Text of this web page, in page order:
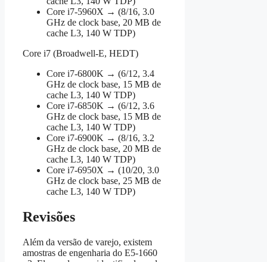
Core i7‑5960X → (8/16, 3.0
GHz de clock base, 20 MB de
cache L3, 140 W TDP)
Core i7 (Broadwell‑E, HEDT)
Core i7‑6800K → (6/12, 3.4
GHz de clock base, 15 MB de
cache L3, 140 W TDP)
Core i7‑6850K → (6/12, 3.6
GHz de clock base, 15 MB de
cache L3, 140 W TDP)
Core i7‑6900K → (8/16, 3.2
GHz de clock base, 20 MB de
cache L3, 140 W TDP)
Core i7‑6950X → (10/20, 3.0
GHz de clock base, 25 MB de
cache L3, 140 W TDP)
Revisões
Além da versão de varejo, existem
amostras de engenharia do E5‑1660